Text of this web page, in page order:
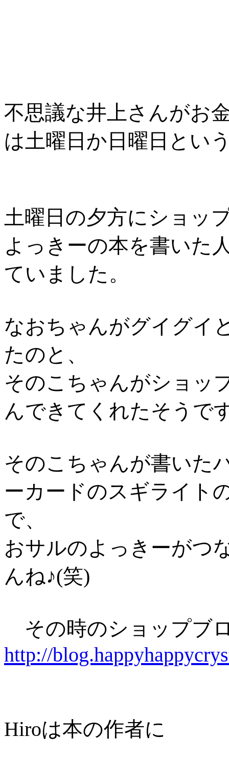
不思議な井上さんがお
は土曜日か日曜日とい
土曜日の夕方にショッ
よっきーの本を書いた
ていました。
なおちゃんがグイグイ
たのと、
そのこちゃんがショッ
んできてくれたそうで
そのこちゃんが書いた
ーカードのスギライト
で、
おサルのよっきーがつ
んね♪(笑)
その時のショップ
http://
Hiroは本の作者に